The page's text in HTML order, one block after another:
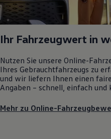
Ihr Fahrzeugwert in
Nutzen Sie unsere Online-
Ihres Gebrauchtfahrzeugs zu
und wir liefern Ihnen einen
Angaben – schnell, einfach und
Mehr zu Online-